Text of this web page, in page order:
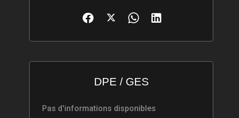
DPE / GES
Pas d'informations disponibles